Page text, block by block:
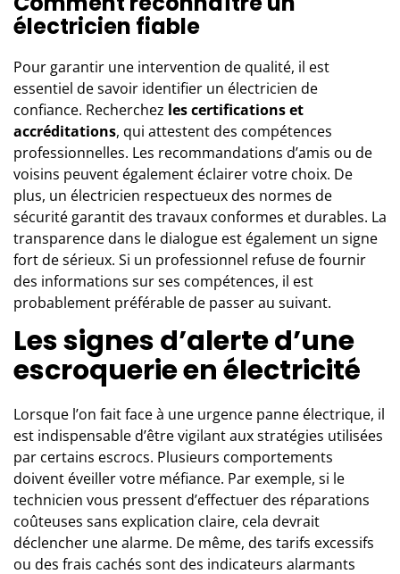
électricien fiable
Pour garantir une intervention de qualité, il est
essentiel de savoir identifier un électricien de
confiance. Recherchez les certifications et
accréditations, qui attestent des compétences
professionnelles. Les recommandations d’amis ou de
voisins peuvent également éclairer votre choix. De
plus, un électricien respectueux des normes de
sécurité garantit des travaux conformes et durables. La
transparence dans le dialogue est également un signe
fort de sérieux. Si un professionnel refuse de fournir
des informations sur ses compétences, il est
probablement préférable de passer au suivant.
Les signes d’alerte d’une
escroquerie en électricité
Lorsque l’on fait face à une urgence panne électrique, il
est indispensable d’être vigilant aux stratégies utilisées
par certains escrocs. Plusieurs comportements
doivent éveiller votre méfiance. Par exemple, si le
technicien vous pressent d’effectuer des réparations
coûteuses sans explication claire, cela devrait
déclencher une alarme. De même, des tarifs excessifs
ou des frais cachés sont des indicateurs alarmants